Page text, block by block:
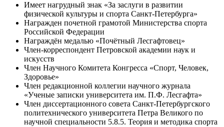
Имеет нагрудный знак «За заслуги в развитии
физической культуры и спорта Санкт-Петербурга»
Награжден почетной грамотой Министерства спорта
Российской Федерации
Награждён медалью «Почётный Лесгафтовец»
Член-корреспондент Петровской академии наук и
искусств
Член Научного Комитета Конгресса «Спорт, Человек,
Здоровье»
Член редакционной коллегии научного журнала
«Ученые записки университета им. П.Ф. Лесгафта»
Член диссертационного совета Санкт-Петербургского
политехнического университета Петра Великого по
научной специальности 5.8.5. Теория и методика спорта